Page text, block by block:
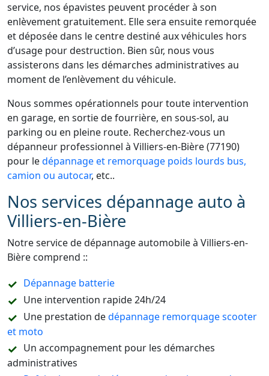
service, nos épavistes peuvent procéder à son
enlèvement gratuitement. Elle sera ensuite remorquée
et déposée dans le centre destiné aux véhicules hors
d’usage pour destruction. Bien sûr, nous vous
assisterons dans les démarches administratives au
moment de l’enlèvement du véhicule.
Nous sommes opérationnels pour toute intervention
en garage, en sortie de fourrière, en sous-sol, au
parking ou en pleine route. Recherchez-vous un
dépanneur professionnel à Villiers-en-Bière (77190)
pour ledépannage et remorquage poids lourds bus,
camion ou autocar, etc..
Nos services dépannage auto à
Villiers-en-Bière
Notre service de dépannage automobile à Villiers-en-
Bière comprend ::
Dépannage batterie
Une intervention rapide 24h/24
Une prestation dedépannage remorquage scooter
et moto
Un accompagnement pour les démarches
administratives